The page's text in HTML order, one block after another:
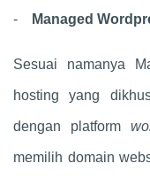
- Managed
Sesuai namanya
hosting yang
dengan platform
memilih domain